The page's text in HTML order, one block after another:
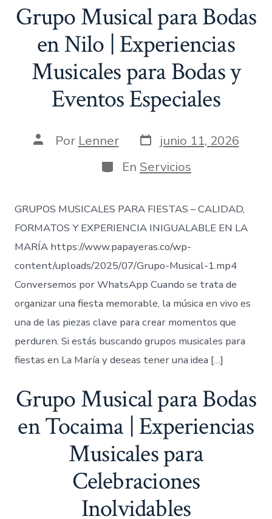
Grupo Musical para Bodas
en Nilo | Experiencias
Musicales para Bodas y
Eventos Especiales
AutorPor Lenner Fecha
de
publicación
junio 11, 2026
Categorías
En Servicios
GRUPOS MUSICALES PARA FIESTAS – CALIDAD,
FORMATOS Y EXPERIENCIA INIGUALABLE EN LA
MARÍA https://www.papayeras.co/wp-
content/uploads/2025/07/Grupo-Musical-1.mp4
Conversemos por WhatsApp Cuando se trata de
organizar una fiesta memorable, la música en vivo es
una de las piezas clave para crear momentos que
perduren. Si estás buscando grupos musicales para
fiestas en La María y deseas tener una idea […]
Grupo Musical para Bodas
en Tocaima | Experiencias
Musicales para
Celebraciones
Inolvidables